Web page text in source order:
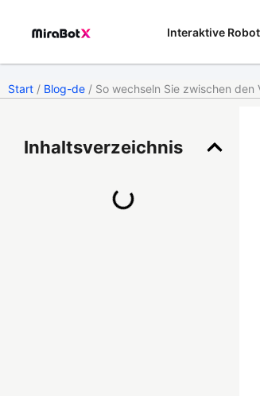
Interaktive
Start / Blog-de / So wechseln Sie zwischen
Inhaltsverzeichnis